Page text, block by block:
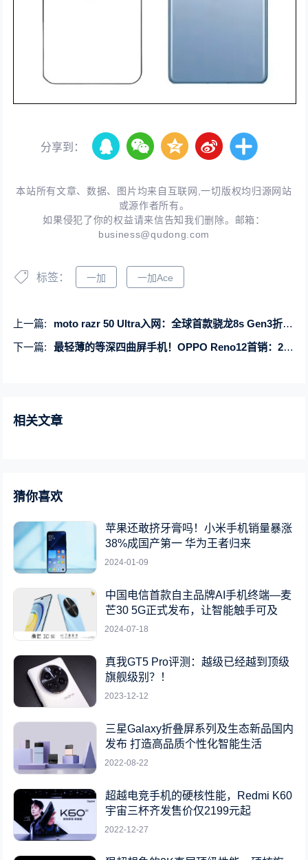
分享到：
本站所有文章、数据、图片均来自互联网,一切版权均归源网站
或源作者所有。
如果侵犯了你的权益请来信告知我们删除。邮箱：
business@qudong.com
标签： 一加 一加Ace
上一篇:
moto razr 50 Ultra入网：全球首款骁龙8s Gen3折叠屏
下一篇:
最轻薄的等深四曲屏手机！OPPO Reno12首销：2699元起
相关文章
猜你喜欢
苹果还敢挤牙膏吗！小米手机销量暴涨
38%成国产第一 华为王者归来
2024-01-09
中国电信首款自主品牌AI手机终端—麦
芒30 5G正式发布，让智能触手可及
2024-07-18
真我GT5 Pro评测：越级已经越到顶级
旗舰级别？！
2023-12-12
三星Galaxy折叠屏系列及生态新品国内
发布 打造高品质个性化智能生活
2022-08-22
超越电竞手机的硬核性能，Redmi K60
宇宙三杯齐发售价仅2199元起
2022-12-27